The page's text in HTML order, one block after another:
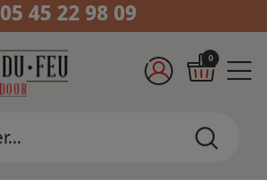
05 45 22 98 09
0